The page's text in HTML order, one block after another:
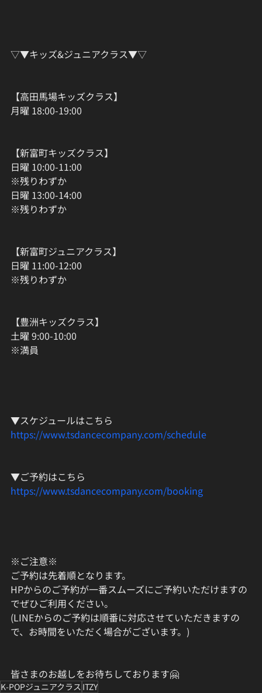
▽▼キッズ&ジュニアクラス▼▽
【高田馬場キッズクラス】
月曜 18:00-19:00
【新富町キッズクラス】
日曜 10:00-11:00
※残りわずか
日曜 13:00-14:00
※残りわずか
【新富町ジュニアクラス】
日曜 11:00-12:00
※残りわずか
【豊洲キッズクラス】
土曜 9:00-10:00
※満員
▼スケジュールはこちら
https://www.tsdancecompany.com/schedule
▼ご予約はこちら
https://www.tsdancecompany.com/booking
※ご注意※
ご予約は先着順となります。
HPからのご予約が一番スムーズにご予約いただけますの
でぜひご利用ください。
(LINEからのご予約は順番に対応させていただきますの
で、お時間をいただく場合がございます。)
皆さまのお越しをお待ちしております🤗
K-POPジュニアクラス ITZY